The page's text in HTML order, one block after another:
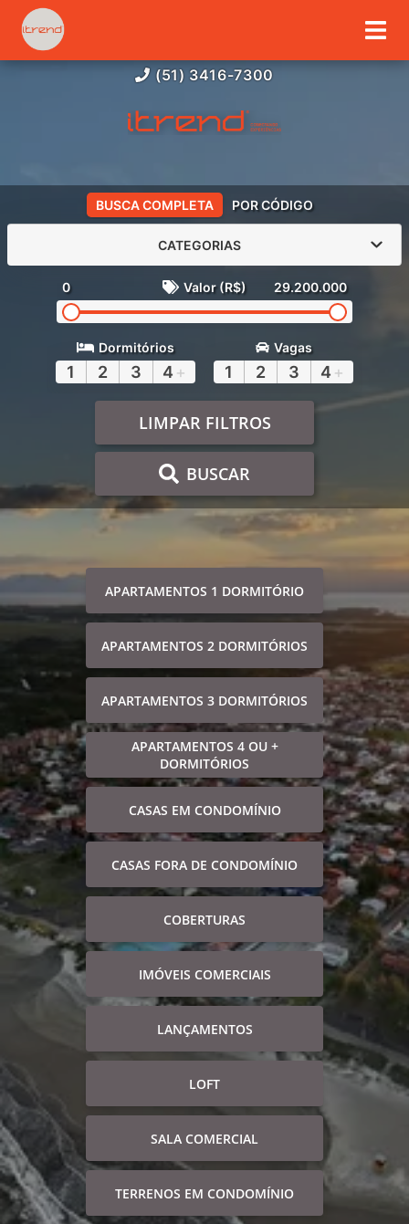
(51) 3416-7300
BUSCA COMPLETA POR CÓDIGO
CATEGORIAS
0 Valor (R$) 29.200.000
Dormitórios
1 2 3 4 +
Vagas
1 2 3 4 +
LIMPAR FILTROS
BUSCAR
APARTAMENTOS 1 DORMITÓRIO
APARTAMENTOS 2 DORMITÓRIOS
APARTAMENTOS 3 DORMITÓRIOS
APARTAMENTOS 4 OU +
DORMITÓRIOS
CASAS EM CONDOMÍNIO
CASAS FORA DE CONDOMÍNIO
COBERTURAS
IMÓVEIS COMERCIAIS
LANÇAMENTOS
LOFT
SALA COMERCIAL
TERRENOS EM CONDOMÍNIO